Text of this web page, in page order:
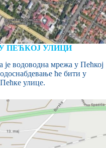
ПЕЋКОЈ УЛИЦИ
је водоводна мрежа у Пећкој
ће бити у
улице.